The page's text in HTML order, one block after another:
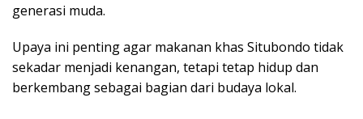
generasi muda.
Upaya ini penting agar makanan khas Situbondo tidak
sekadar menjadi kenangan, tetapi tetap hidup dan
berkembang sebagai bagian dari budaya lokal.